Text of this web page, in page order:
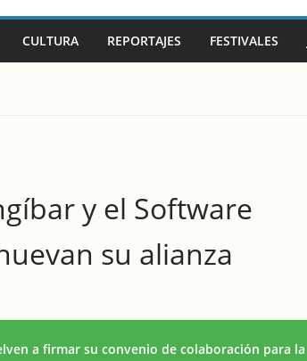
CULTURA REPORTAJES FESTIVALES
y el Software
su alianza
a firmar su convenio de colaboración para la